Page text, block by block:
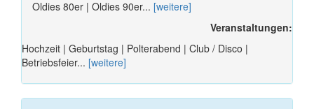
Oldies 80er | Oldies 90er... [weitere]
Veranstaltungen:
Hochzeit | Geburtstag | Polterabend | Club / Disco |
Betriebsfeier... [weitere]